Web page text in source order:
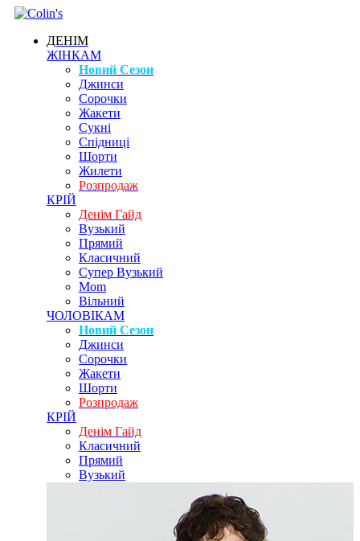
ДЕНІМ
ЖІНКАМ
Новий Сезон
Джинси
Сорочки
Жакети
Сукні
Спідниці
Шорти
Жилети
Розпродаж
КРІЙ
Денім Гайд
Вузький
Прямий
Класичний
Супер Вузький
Mom
Вільний
ЧОЛОВІКАМ
Новий Сезон
Джинси
Сорочки
Жакети
Шорти
Розпродаж
КРІЙ
Денім Гайд
Класичний
Прямий
Вузький